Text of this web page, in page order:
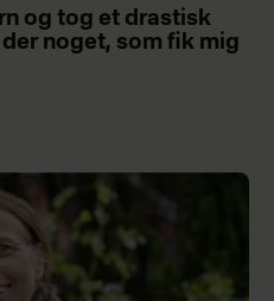
og tog et drastisk
noget, som fik mig